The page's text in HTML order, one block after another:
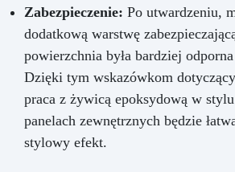
Zabezpieczenie: Po utwardzeniu,
dodatkową warstwę
powierzchnia była bardziej
Dzięki tym wskazówkom
praca z żywicą epoksydową w
panelach zewnętrznych będzie
stylowy efekt.